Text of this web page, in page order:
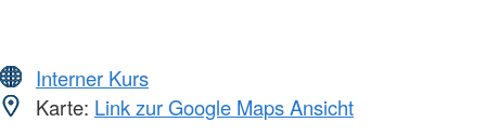
Interner Kurs
Karte: Link zur Google Maps Ansicht